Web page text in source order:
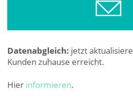
Datenabgleich: jetzt
Kunden zuhause erreicht.
Hier informieren.